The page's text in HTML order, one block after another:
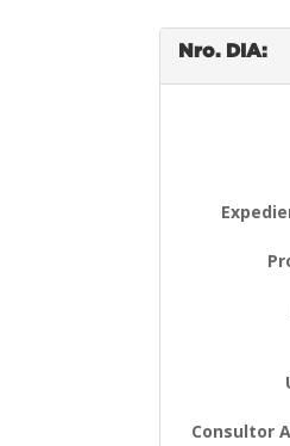
Nro. DIA:
Consultor